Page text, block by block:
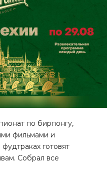
по бирпонгу,
фильмами и
готовят
Собрал все